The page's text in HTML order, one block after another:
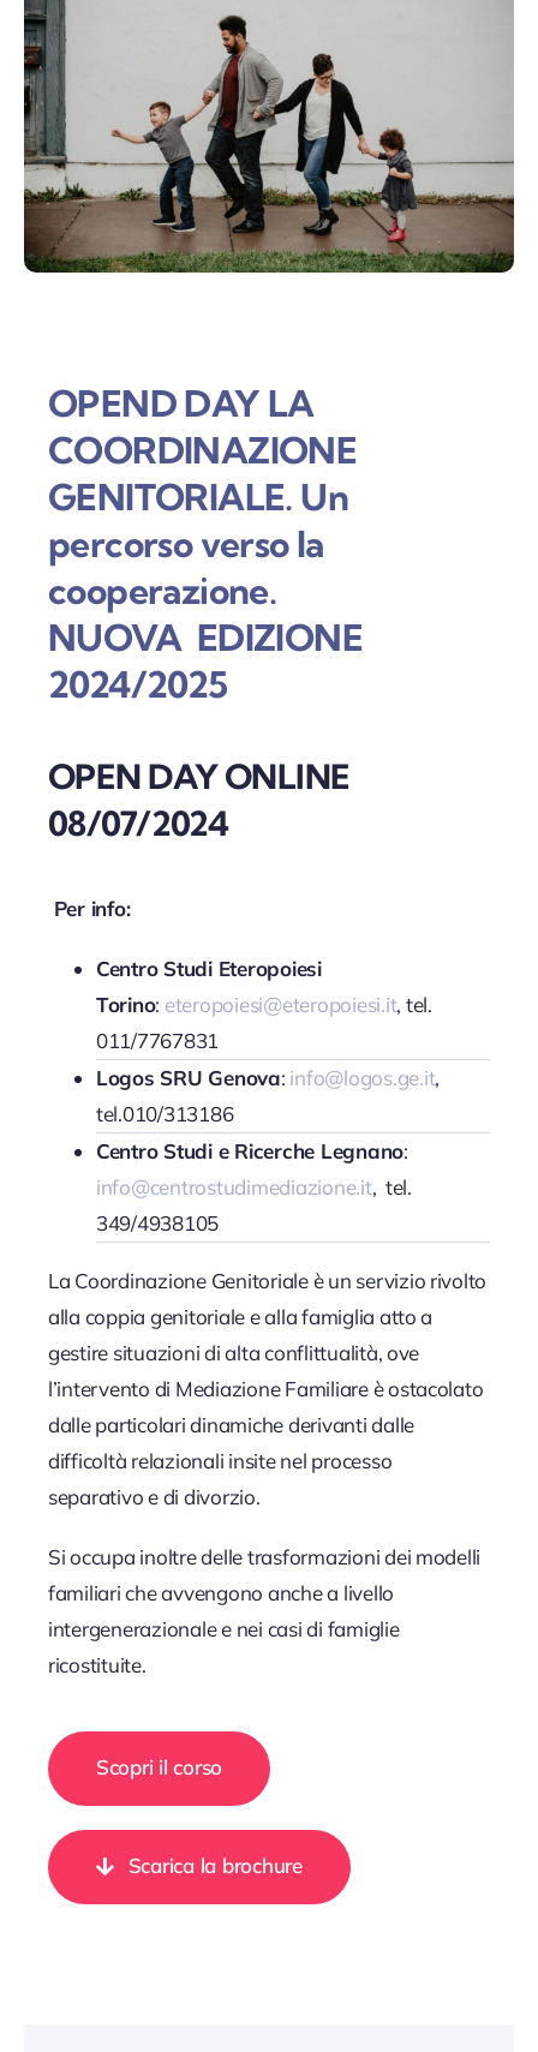
OPEND DAY LA
COORDINAZIONE
GENITORIALE. Un
percorso verso la
cooperazione.
NUOVA EDIZIONE
2024/2025
OPEN DAY ONLINE
08/07/2024
Per info:
Centro Studi Eteropoiesi
Torino: eteropoiesi@eteropoiesi.it, tel.
011/7767831
Logos SRU Genova: info@logos.ge.it,
tel.010/313186
Centro Studi e Ricerche Legnano:
info@centrostudimediazione.it, tel.
349/4938105
La Coordinazione Genitoriale è un servizio rivolto
alla coppia genitoriale e alla famiglia atto a
gestire situazioni di alta conflittualità, ove
l’intervento di Mediazione Familiare è ostacolato
dalle particolari dinamiche derivanti dalle
difficoltà relazionali insite nel processo
separativo e di divorzio.
Si occupa inoltre delle trasformazioni dei modelli
familiari che avvengono anche a livello
intergenerazionale e nei casi di famiglie
ricostituite.
Scopri il corso
Scarica la brochure